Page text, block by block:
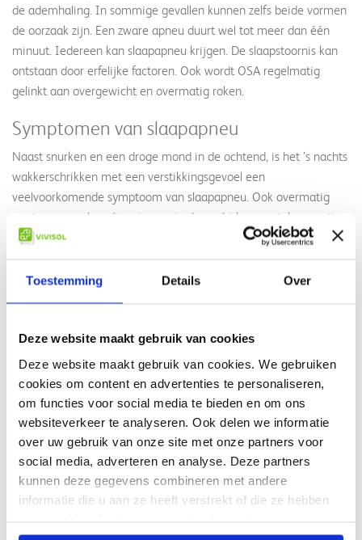
Toestemming Details Over
Deze website maakt gebruik van cookies
Deze website maakt gebruik van cookies. We gebruiken
cookies om content en advertenties te personaliseren,
om functies voor social media te bieden en om ons
websiteverkeer te analyseren. Ook delen we informatie
over uw gebruik van onze site met onze partners voor
social media, adverteren en analyse. Deze partners
kunnen deze gegevens combineren met andere
informatie die u aan ze heeft verstrekt of die ze hebben
de ademhaling. In sommige gevallen kunnen zelfs beide vormen
de oorzaak zijn. Een zware apneu duurt wel tot meer dan één
minuut. Iedereen kan slaapapneu krijgen. De slaapstoornis kan
ontstaan door erfelijke factoren. Ook wordt OSA regelmatig
gelinkt aan overgewicht en overmatig roken.
Symptomen van slaapapneu
Naast snurken en een droge mond in de ochtend, is het ’s nachts
wakkerschrikken met een verstikkingsgevoel een
veelvoorkomende symptoom van slaapapneu. Ook overmatig
zweten en veelvoudig urineren in de nacht kunnen tekenen zijn
van OSA. Twijfelt u of u slaapapneu heeft? Uw (huis)arts kan
VIVISOL bij u thuis uitgevoerd worden.
Apneu heeft negatieve invloed op het functioneren van uw geest
en lichaam. Door het structurele zuurstoftekort vindt er
onvoldoende herstel plaats tijdens de slaap. Zo kunt u naast
vermoeidheid overdag stemmingswisselingen ervaren, last
hebben van concentratieverlies en pijn hebben aan de
gewrichten. Op langere termijn kan het zelfs voor hart-en
vaartziekten zorgen. Een snelle diagnose en behandeling van
OSA is dus van groot belang.